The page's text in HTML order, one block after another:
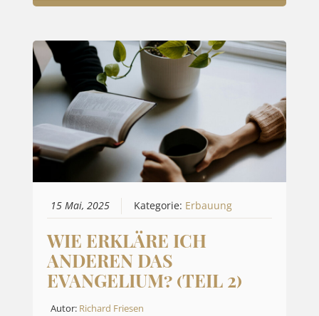
15 Mai, 2025 Kategorie: Erbauung
WIE ERKLÄRE ICH
ANDEREN DAS
EVANGELIUM? (TEIL 2)
Autor: Richard Friesen